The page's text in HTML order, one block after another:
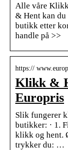
Alle våre
& Hent kan du
butikk etter
handle på >>
https://
Klikk &
Europris
Slik fungerer
butikker: · 1.
klikk og hent.
trykker du: …